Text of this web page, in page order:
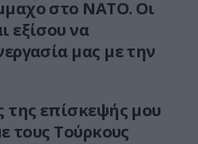
στο ΝΑΤΟ. Οι
εξίσου να
μας με την
επίσκεψής μου
τους Τούρκους